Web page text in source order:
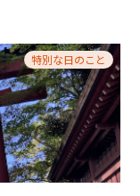
特別な日のこと